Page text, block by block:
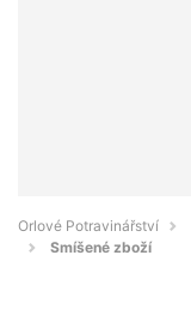
Orlové Potravinářství
Smíšené zboží